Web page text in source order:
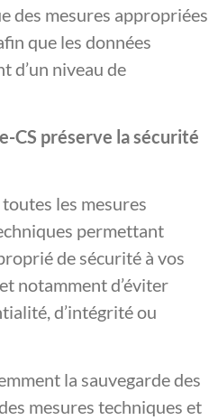
des mesures appropriées
que les données
d’un niveau de
CS préserve la sécurité
les mesures
permettant
de sécurité à vos
notamment d’éviter
d’intégrité ou
la sauvegarde des
mesures techniques et